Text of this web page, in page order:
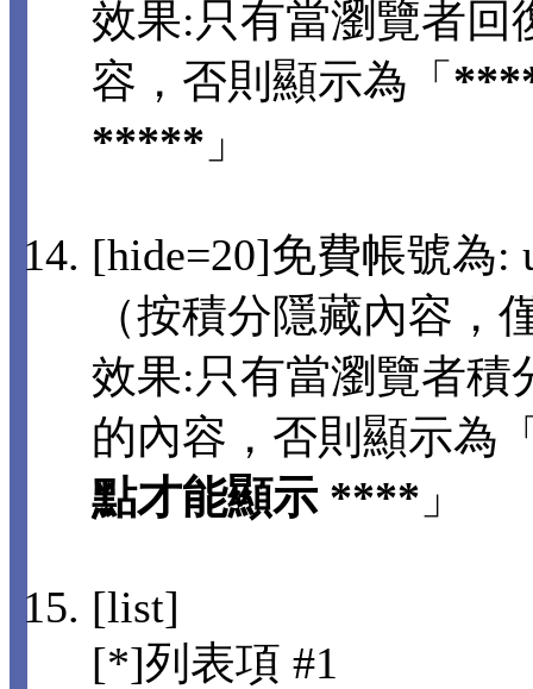
效果:只有當瀏覽者回
容，否則顯示為「
***** 」
[hide=20]免費帳號為:
（按積分隱藏內容，
效果:只有當瀏覽者積
的內容，否則顯示為
點才能顯示 **** 」
[list]
[*]列表項 #1